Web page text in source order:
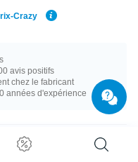
Crazy
avis positifs
chez le fabricant
années d'expérience